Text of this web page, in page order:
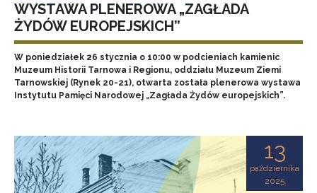
WYSTAWA PLENEROWA „ZAGŁADA
ŻYDÓW EUROPEJSKICH”
W poniedziałek 26 stycznia o 10:00 w podcieniach kamienic
Muzeum Historii Tarnowa i Regionu, oddziału Muzeum Ziemi
Tarnowskiej (Rynek 20-21), otwarta została plenerowa wystawa
Instytutu Pamięci Narodowej „Zagłada Żydów europejskich”.
13
października
2025